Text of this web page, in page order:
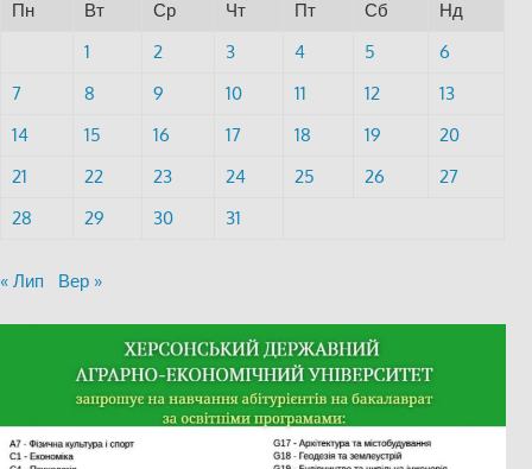
Пн
Вт Ср Чт Пт Сб
Нд
1
2 3 4 5
6
7
8 9 10 11 12
13
14
15 16 17 18 19
20
21
22 23 24 25 26
27
28
29 30 31
« Лип Вер »